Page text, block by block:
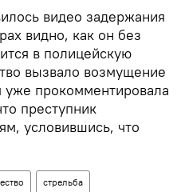
видео задержания
видно, как он без
в полицейскую
вызвало возмущение
прокомментировала
преступник
условившись, что
стрельба